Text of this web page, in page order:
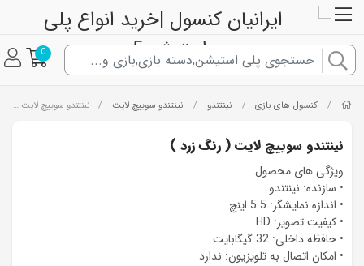
0
/ کنسول های بازی / نینتندو / نینتندو سوییچ لایت / نینتندو سوییچ لایت ( رنگ زرد )
نینتندو سوییچ لایت ( رنگ زرد )
ویژگی های محصول:
• سازنده: نینتندو
• اندازه نمایشگر: 5.5 اینچ
• کیفیت تصویر: HD
• حافظه داخلی: 32 گیگابایت
• امکان اتصال به تلویزیون: ندارد